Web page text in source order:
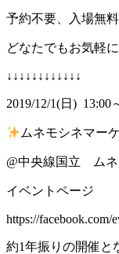
予約不要、入場無料
どなたでもお気軽
↓↓↓↓↓↓↓↓↓↓↓↓
2019/12/1(日) 13:00
ムネモシネマー
@中央線国立 ムネ
イベントページ
https://facebook.com/
約1年振りの開催と